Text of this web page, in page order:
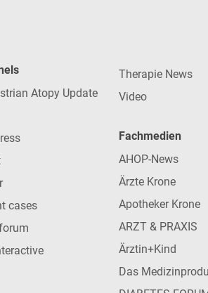
Atopy Update
cases
Therapie News
Video
Fachmedien
AHOP-News
Ärzte Krone
Apotheker Krone
ARZT & PRAXIS
Ärztin+Kind
Das